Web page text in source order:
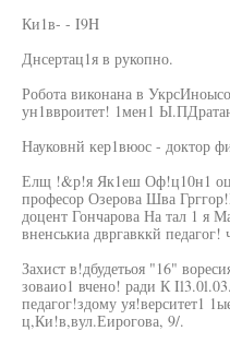
Ки1в- - I9H
Днсертац1я в рукопно.
Робота виконана в
ун1ввроитет! 1мен1
Науковнй кер1вюос - доктор
Елщ !&р!я Як1еш Оф!ц10н1
професор Озерова Шва
доцент Гончарова На тал 1 я
вненськиа двргавккй педагог!
Захист в!дбудетьоя "16"
зоваио1 вчено! ради К
педагог!здому уя!верситет1
ц,Ки!в,вул.Еирогова, 9/.